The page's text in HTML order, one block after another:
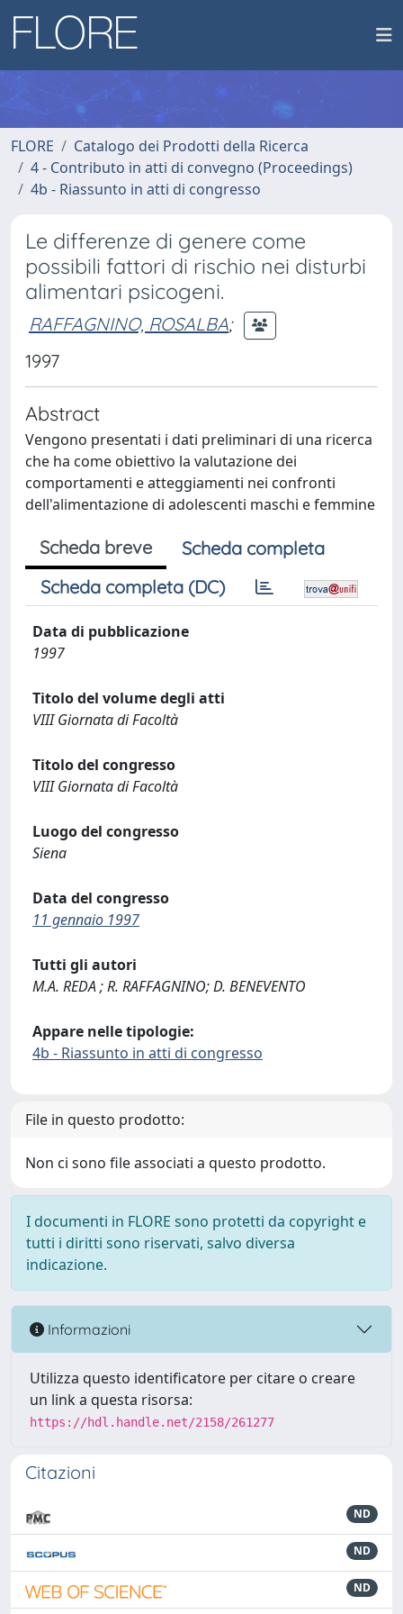
FLORE
Catalogo dei Prodotti della Ricerca
4 - Contributo in atti di convegno (Proceedings)
4b - Riassunto in atti di congresso
Le differenze di genere come
possibili fattori di rischio nei disturbi
alimentari psicogeni.
RAFFAGNINO, ROSALBA;
1997
Abstract
Vengono presentati i dati preliminari di una ricerca
che ha come obiettivo la valutazione dei
comportamenti e atteggiamenti nei confronti
dell'alimentazione di adolescenti maschi e femmine
Scheda breve
Scheda completa
Scheda completa (DC)
Data di pubblicazione
1997
Titolo del volume degli atti
VIII Giornata di Facoltà
Titolo del congresso
VIII Giornata di Facoltà
Luogo del congresso
Siena
Data del congresso
11 gennaio 1997
Tutti gli autori
M.A. REDA ; R. RAFFAGNINO; D. BENEVENTO
Appare nelle tipologie:
4b - Riassunto in atti di congresso
File in questo prodotto:
Non ci sono file associati a questo prodotto.
I documenti in FLORE sono protetti da copyright e
tutti i diritti sono riservati, salvo diversa
indicazione.
Informazioni
Utilizza questo identificatore per citare o creare
un link a questa risorsa:
https://hdl.handle.net/2158/261277
Citazioni
ND
ND
ND